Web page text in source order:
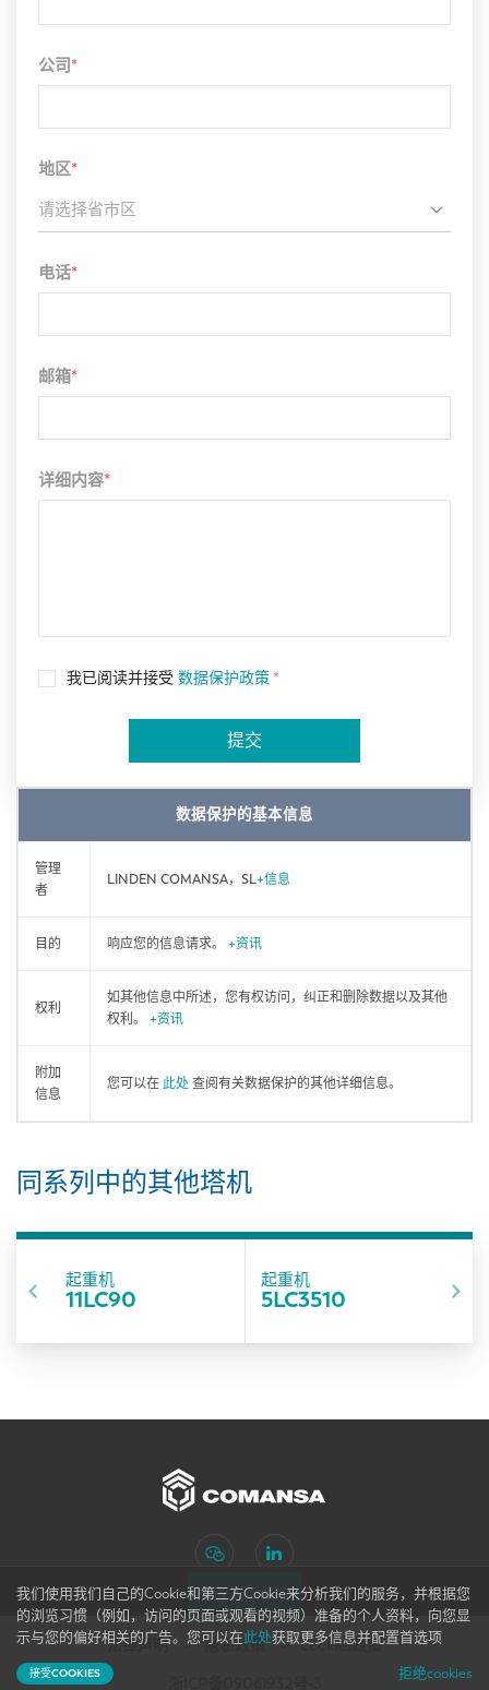
公司 *
地区*
请选择省市区
电话*
邮箱*
详细内容*
我已阅读并接受 数据保护政策 *
提交
数据保护的基本信息
管理
者
LINDEN COMANSA，SL+信息
目的 响应您的信息请求。 +资讯
权利
如其他信息中所述，您有权访问，纠正和删除数据以及其他
权利。 +资讯
附加
信息
您可以在 此处 查阅有关数据保护的其他详细信息。
同系列中的其他塔机
起重机
11LC90
起重机
5LC3510
网站地图
订阅新闻
法律声明 隐私政策 cookies政策
我们使用我们自己的Cookie和第三方Cookie来分析我们的服务，并根据您
的浏览习惯（例如，访问的页面或观看的视频）准备的个人资料，向您显
示与您的偏好相关的广告。您可以在此处获取更多信息并配置首选项
接受COOKIES 拒绝cookies